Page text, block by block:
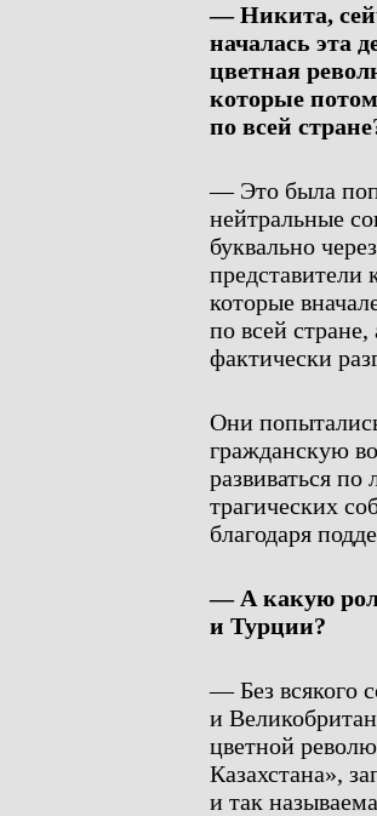
— Никита,
началась эта
цветная
которые
по всей
— Это была
нейтральные
буквально
представители
которые
по всей
фактически
Они
гражданскую
развиваться
трагических
благодаря
— А какую
и Турции?
— Без всякого
и
цветной
Казахстана»,
и так